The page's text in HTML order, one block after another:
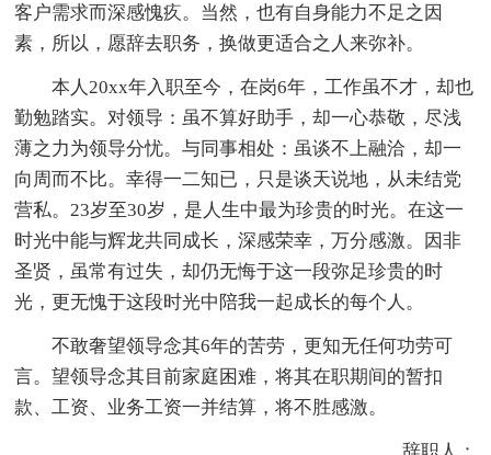
客户需求而深感愧疚。当然，也有自身能力不足之因
素，所以，愿辞去职务，换做更适合之人来弥补。
本人20xx年入职至今，在岗6年，工作虽不才，却也
勤勉踏实。对领导：虽不算好助手，却一心恭敬，尽浅
薄之力为领导分忧。与同事相处：虽谈不上融洽，却一
向周而不比。幸得一二知已，只是谈天说地，从未结党
营私。23岁至30岁，是人生中最为珍贵的时光。在这一
时光中能与辉龙共同成长，深感荣幸，万分感激。因非
圣贤，虽常有过失，却仍无悔于这一段弥足珍贵的时
光，更无愧于这段时光中陪我一起成长的每个人。
不敢奢望领导念其6年的苦劳，更知无任何功劳可
言。望领导念其目前家庭困难，将其在职期间的暂扣
款、工资、业务工资一并结算，将不胜感激。